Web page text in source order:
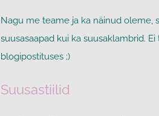
Nagu me teame ja ka näinud oleme,
suusasaapad kui ka suusaklambrid. Ei
blogipostituses ;)
Suusastiilid